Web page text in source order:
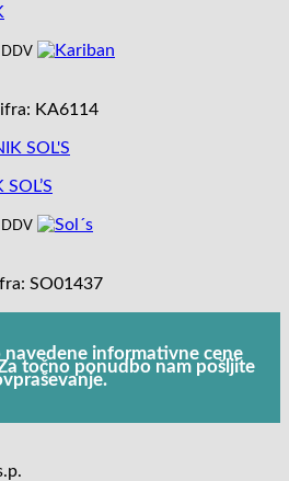
DDV
KA6114
DDV
SO01437
navedene informativne cene
točno ponudbo nam pošljite